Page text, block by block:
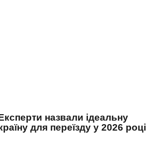
назвали ідеальну
для переїзду у 2026 році